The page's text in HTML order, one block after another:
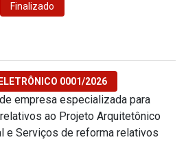
Finalizado
0001/2026
empresa especializada para
ao Projeto Arquitetônico
e Serviços de reforma relativos